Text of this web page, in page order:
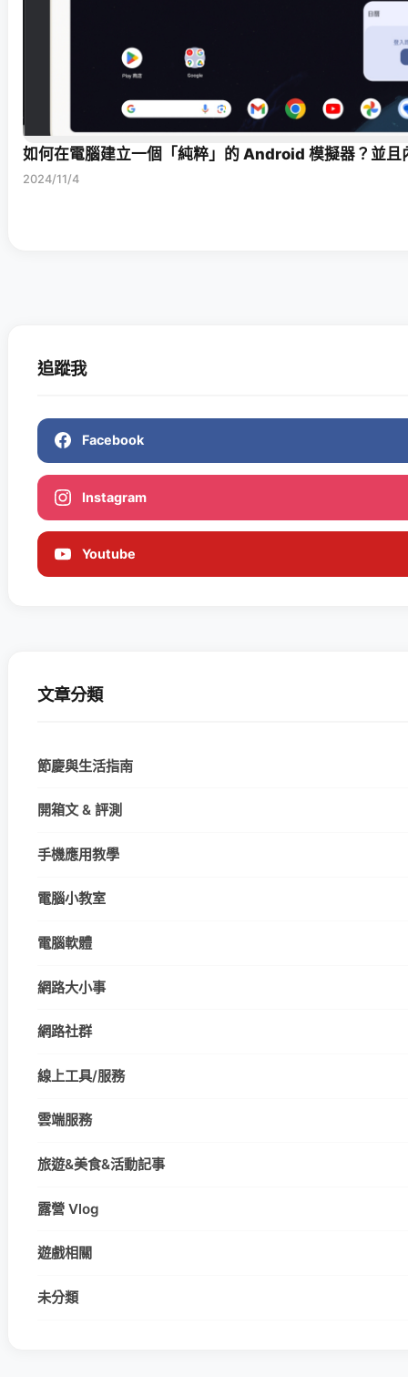
如何在電腦建立一個「純粹」的 Android 模擬器？並
2024/11/4
追蹤我
Facebook
Instagram
Youtube
文章分類
節慶與生活指南
開箱文 & 評測
手機應用教學
電腦小教室
電腦軟體
網路大小事
網路社群
線上工具/服務
雲端服務
旅遊&美食&活動記事
露營 Vlog
遊戲相關
未分類